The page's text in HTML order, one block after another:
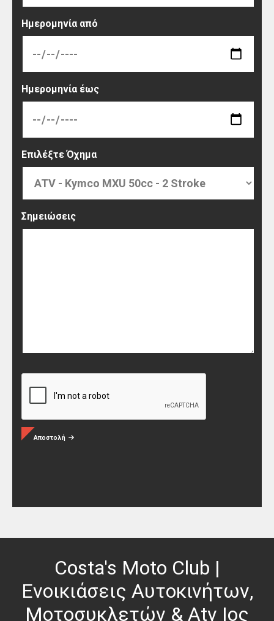
Ημερομηνία από
Ημερομηνία έως
Επιλέξτε Όχημα
Σημειώσεις
Αποστολή
Costa's Moto Club |
Ενοικιάσεις Αυτοκινήτων,
Μοτοσυκλετών & Atv Ιος